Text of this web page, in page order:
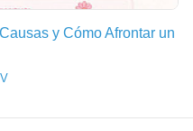
y Cómo Afrontar un